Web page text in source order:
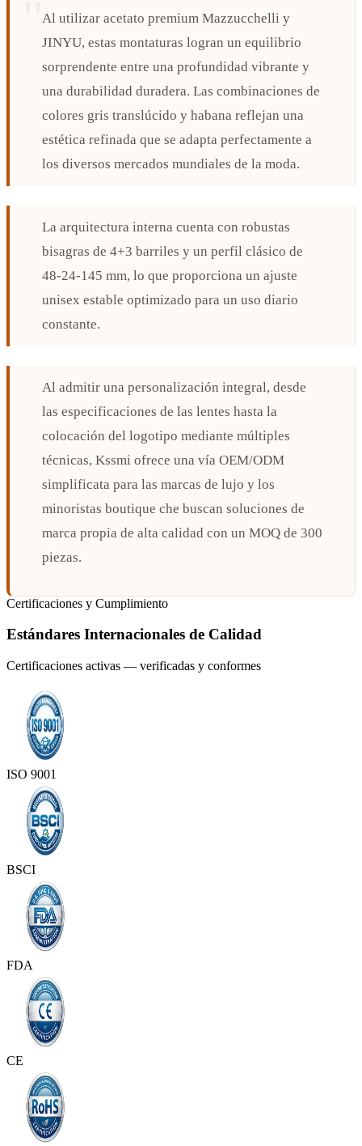
Al utilizar acetato premium Mazzucchelli y
JINYU, estas montaturas logran un equilibrio
sorprendente entre una profundidad vibrante y
una durabilidad duradera. Las combinaciones de
colores gris translúcido y habana reflejan una
estética refinada que se adapta perfectamente a
los diversos mercados mundiales de la moda.
La arquitectura interna cuenta con robustas
bisagras de 4+3 barriles y un perfil clásico de
48-24-145 mm, lo que proporciona un ajuste
unisex estable optimizado para un uso diario
constante.
Al admitir una personalización integral, desde
las especificaciones de las lentes hasta la
colocación del logotipo mediante múltiples
técnicas, Kssmi ofrece una vía OEM/ODM
simplificata para las marcas de lujo y los
minoristas boutique che buscan soluciones de
marca propia de alta calidad con un MOQ de 300
piezas.
Certificaciones y Cumplimiento
Estándares Internacionales de Calidad
Certificaciones activas — verificadas y conformes
ISO 9001
BSCI
FDA
CE